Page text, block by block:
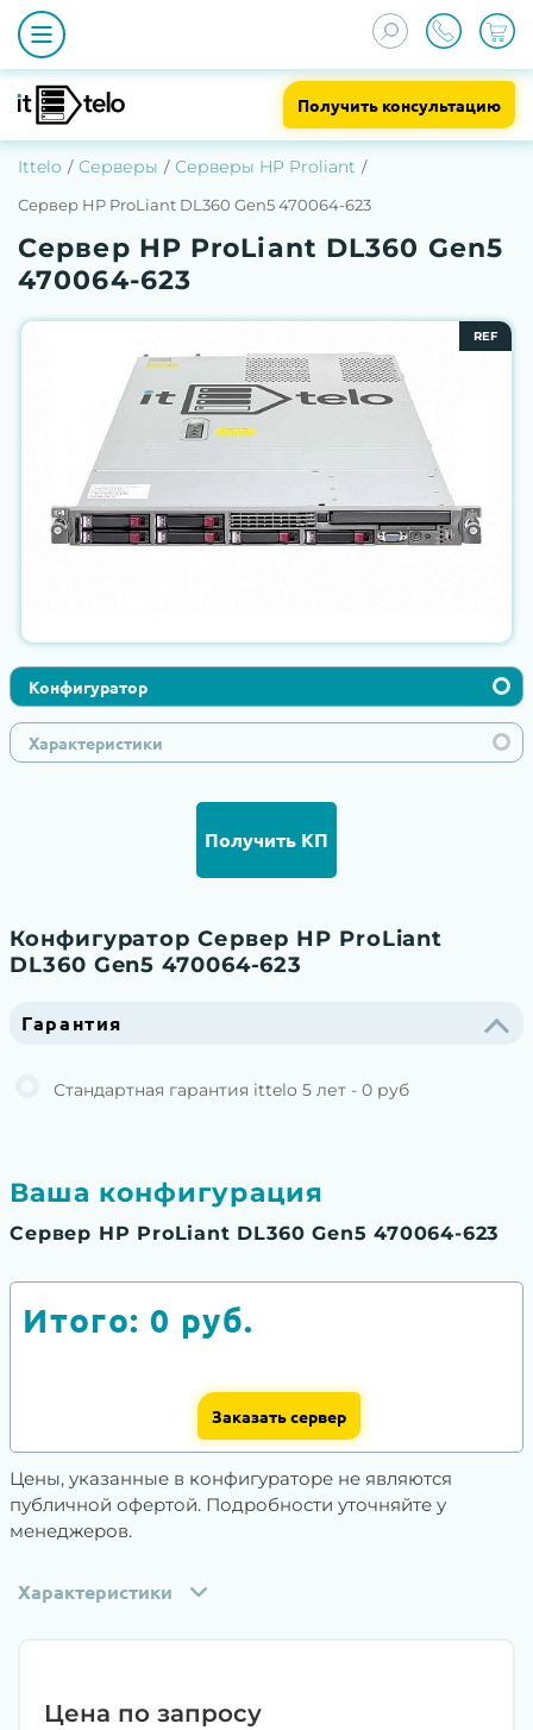
Получить консультацию
Ittelo Серверы Серверы HP Proliant
Сервер HP ProLiant DL360 Gen5 470064-623
Сервер HP ProLiant DL360 Gen5
470064-623
REF
Конфигуратор
Характеристики
Получить КП
Конфигуратор Сервер HP ProLiant
DL360 Gen5 470064-623
Гарантия
Стандартная гарантия ittelo 5 лет - 0 руб
Ваша конфигурация
Сервер HP ProLiant DL360 Gen5 470064-623
Итого: 0 руб.
Заказать сервер
Цены, указанные в конфигураторе не являются
публичной офертой. Подробности уточняйте у
менеджеров.
Характеристики
Цена по запросу